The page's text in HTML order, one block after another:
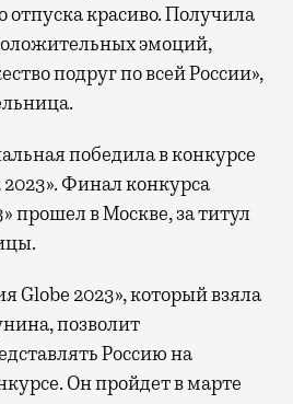
отпуска красиво. Получила
эмоций,
подруг по всей России»,
победила в конкурсе
Финал конкурса
прошел в Москве, за титул
Globe 2023», который взяла
позволит
Россию на
Он пройдет в марте